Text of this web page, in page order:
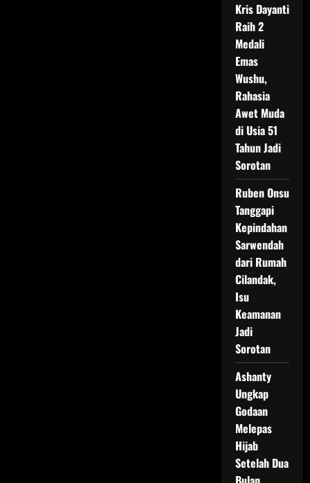
Kris Dayanti
Raih 2
Medali
Emas
Wushu,
Rahasia
Awet Muda
di Usia 51
Tahun Jadi
Sorotan
Ruben Onsu
Tanggapi
Kepindahan
Sarwendah
dari Rumah
Cilandak,
Isu
Keamanan
Jadi
Sorotan
Ashanty
Ungkap
Godaan
Melepas
Hijab
Setelah Dua